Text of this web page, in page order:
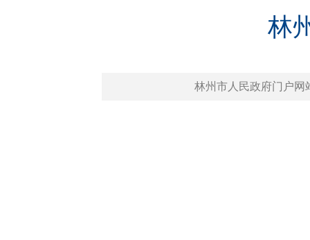
林
林州市人民政府门户网